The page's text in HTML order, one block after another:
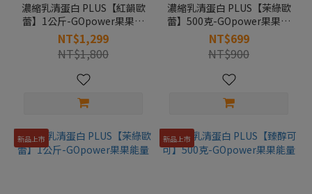
濃縮乳清蛋白 PLUS【紅韻歐
蕾】1公斤-GOpower果果能
量
NT$1,299
NT$1,800
濃縮乳清蛋白 PLUS【茉綠歐
蕾】500克-GOpower果果能
量
NT$699
NT$900
新品上市 新品上市